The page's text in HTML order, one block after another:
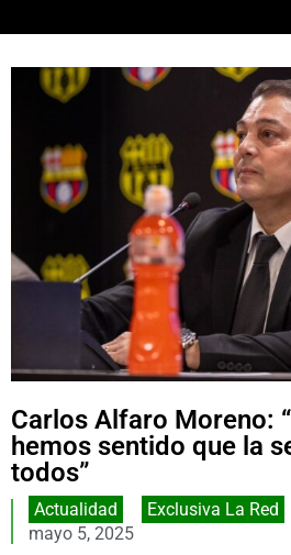
Carlos Alfaro Moreno:
hemos sentido que la
todos”
Actualidad Exclusiva La Red
mayo 5, 2025